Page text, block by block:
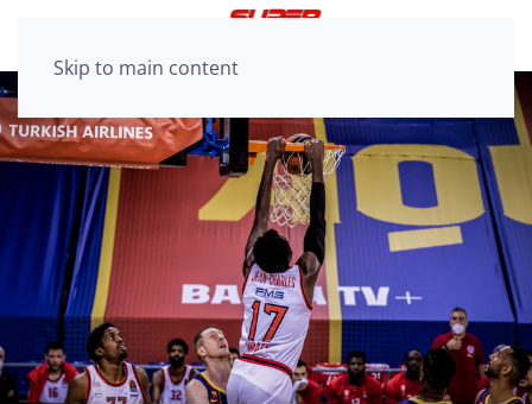
Skip to main content